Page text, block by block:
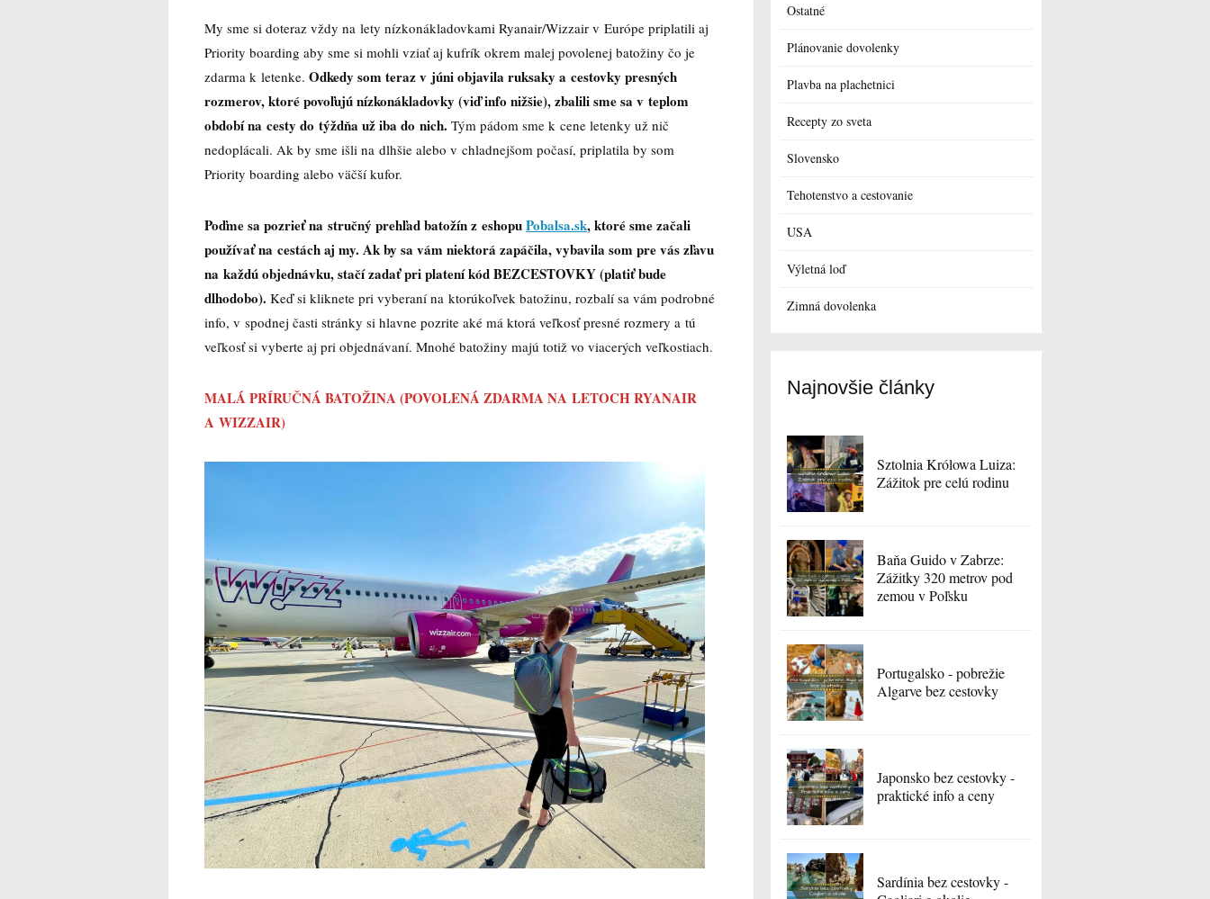
My sme si doteraz vždy na lety nízkonákladovkami Ryanair/Wizzair v Európe priplatili aj
Priority boarding aby sme si mohli vziať aj kufrík okrem malej povolenej batožiny čo je
zdarma k letenke. Odkedy som teraz v júni objavila ruksaky a cestovky presných
rozmerov, ktoré povoľujú nízkonákladovky (viď info nižšie), zbalili sme sa v teplom
období na cesty do týždňa už iba do nich. Tým pádom sme k cene letenky už nič
nedoplácali. Ak by sme išli na dlhšie alebo v chladnejšom počasí, priplatila by som
Priority boarding alebo väčší kufor.
Poďme sa pozrieť na stručný prehľad batožín z eshopuPobalsa.sk, ktoré sme začali
používať na cestách aj my. Ak by sa vám niektorá zapáčila, vybavila som pre vás zľavu
na každú objednávku, stačí zadať pri platení kód BEZCESTOVKY (platiť bude
dlhodobo). Keď si kliknete pri vyberaní na ktorúkoľvek batožinu, rozbalí sa vám podrobné
info, v spodnej časti stránky si hlavne pozrite aké má ktorá veľkosť presné rozmery a tú
veľkosť si vyberte aj pri objednávaní. Mnohé batožiny majú totiž vo viacerých veľkostiach.
MALÁ PRÍRUČNÁ BATOŽINA (POVOLENÁ ZDARMA NA LETOCH RYANAIR
A WIZZAIR)
Ostatné
Plánovanie dovolenky
Plavba na plachetnici
Recepty zo sveta
Slovensko
Tehotenstvo a cestovanie
USA
Výletná loď
Zimná dovolenka
Najnovšie články
Sztolnia Królowa Luiza:
Zážitok pre celú rodinu
Baňa Guido v Zabrze:
Zážitky 320 metrov pod
zemou v Poľsku
Portugalsko - pobrežie
Algarve bez cestovky
Japonsko bez cestovky -
praktické info a ceny
Sardínia bez cestovky -